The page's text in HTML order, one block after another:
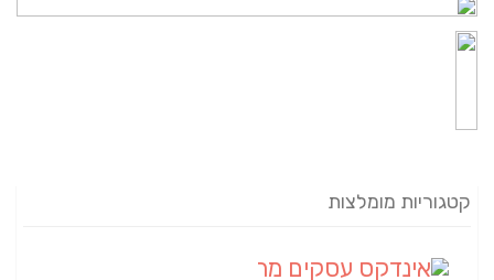
קטגוריות מומלצות